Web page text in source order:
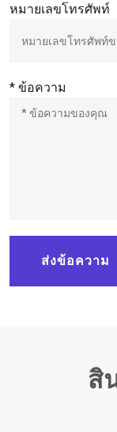
หมายเลขโทรศัพท์
* ข้อความ
ส่งข้อความ
สิ